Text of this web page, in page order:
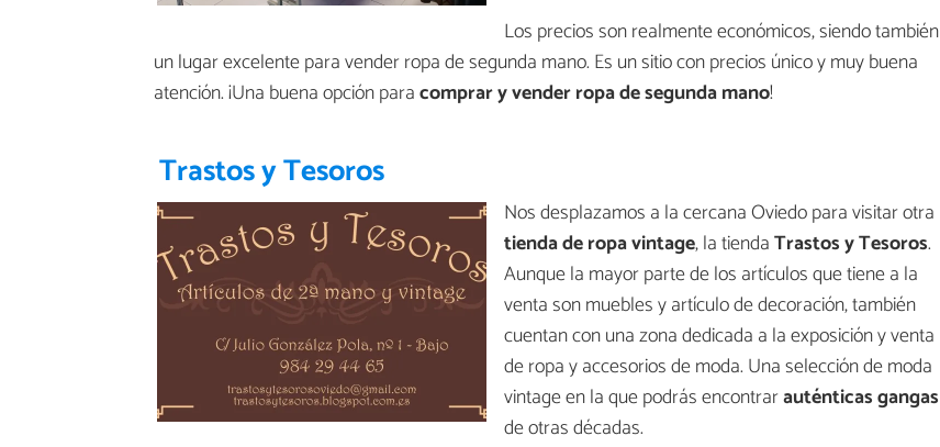
Los precios son realmente económicos, siendo también
un lugar excelente para vender ropa de segunda mano. Es un sitio con precios único y muy buena
atención. ¡Una buena opción paracomprar y vender ropa de segunda mano!
Trastos y Tesoros
Nos desplazamos a la cercana Oviedo para visitar otra
tienda de ropa vintage, la tiendaTrastos y Tesoros.
Aunque la mayor parte de los artículos que tiene a la
venta son muebles y artículo de decoración, también
cuentan con una zona dedicada a la exposición y venta
de ropa y accesorios de moda. Una selección de moda
vintage en la que podrás encontrarauténticas gangas
de otras décadas.